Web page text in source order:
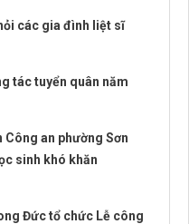
các gia đình liệt sĩ
tác tuyển quân năm
Công an phường Sơn
sinh khó khăn
Đức tổ chức Lễ công